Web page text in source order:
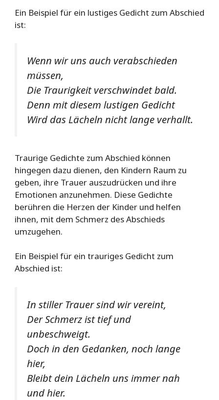
Ein Beispiel für ein lustiges Gedicht zum Abschied
ist:
Wenn wir uns auch verabschieden
müssen,
Die Traurigkeit verschwindet bald.
Denn mit diesem lustigen Gedicht
Wird das Lächeln nicht lange verhallt.
Traurige Gedichte zum Abschied können
hingegen dazu dienen, den Kindern Raum zu
geben, ihre Trauer auszudrücken und ihre
Emotionen anzunehmen. Diese Gedichte
berühren die Herzen der Kinder und helfen
ihnen, mit dem Schmerz des Abschieds
umzugehen.
Ein Beispiel für ein trauriges Gedicht zum
Abschied ist:
In stiller Trauer sind wir vereint,
Der Schmerz ist tief und
unbeschweigt.
Doch in den Gedanken, noch lange
hier,
Bleibt dein Lächeln uns immer nah
und hier.